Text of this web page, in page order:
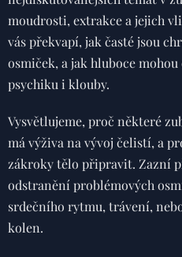
moudrosti, extrakce a jejich
vás překvapí, jak časté jsou
osmiček, a jak hluboce
psychiku i klouby.
Vysvětlujeme, proč některé
má výživa na vývoj čelistí, a
zákroky tělo připravit. Zazní
odstranění problémových
srdečního rytmu, trávení,
kolen.